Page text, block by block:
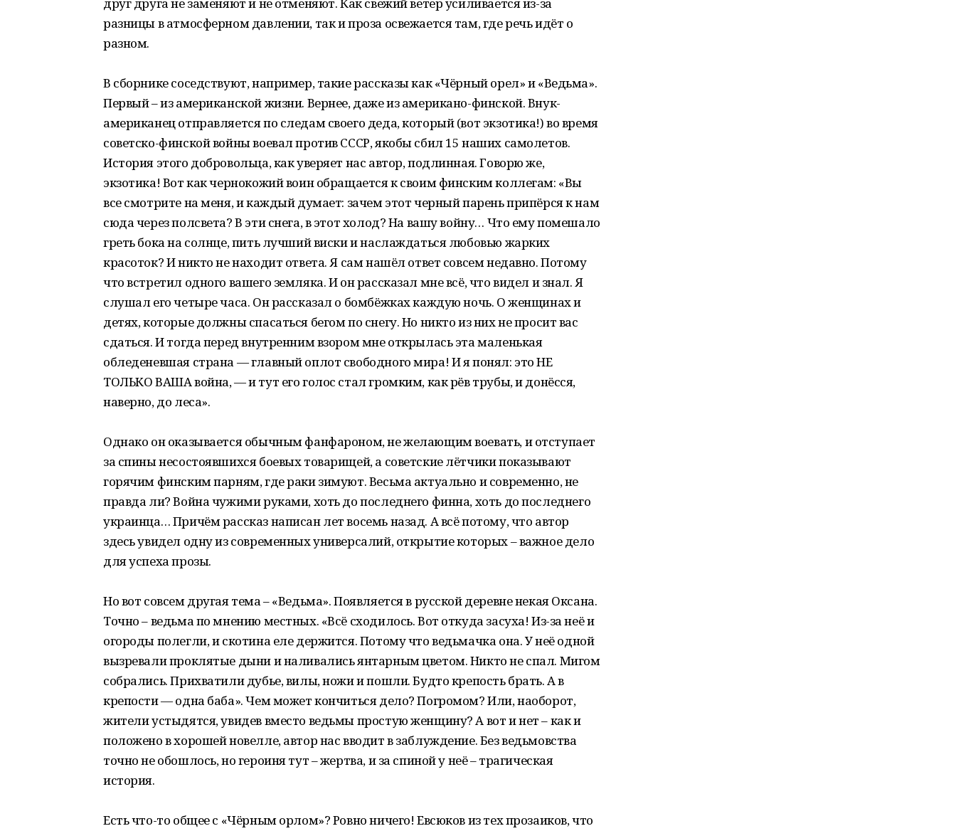
разницы в атмосферном давлении, так и проза освежается там, где речь идёт о
разном.
В сборнике соседствуют, например, такие рассказы как «Чёрный орел» и «Ведьма».
Первый – из американской жизни. Вернее, даже из американо-финской. Внук-
американец отправляется по следам своего деда, который (вот экзотика!) во время
советско-финской войны воевал против СССР, якобы сбил 15 наших самолетов.
История этого добровольца, как уверяет нас автор, подлинная. Говорю же,
экзотика! Вот как чернокожий воин обращается к своим финским коллегам: «Вы
все смотрите на меня, и каждый думает: зачем этот черный парень припёрся к нам
сюда через полсвета? В эти снега, в этот холод? На вашу войну… Что ему помешало
греть бока на солнце, пить лучший виски и наслаждаться любовью жарких
красоток? И никто не находит ответа. Я сам нашёл ответ совсем недавно. Потому
что встретил одного вашего земляка. И он рассказал мне всё, что видел и знал. Я
слушал его четыре часа. Он рассказал о бомбёжках каждую ночь. О женщинах и
детях, которые должны спасаться бегом по снегу. Но никто из них не просит вас
сдаться. И тогда перед внутренним взором мне открылась эта маленькая
обледеневшая страна — главный оплот свободного мира! И я понял: это НЕ
ТОЛЬКО ВАША война, — и тут его голос стал громким, как рёв трубы, и донёсся,
наверно, до леса».
Однако он оказывается обычным фанфароном, не желающим воевать, и отступает
за спины несостоявшихся боевых товарищей, а советские лётчики показывают
горячим финским парням, где раки зимуют. Весьма актуально и современно, не
правда ли? Война чужими руками, хоть до последнего финна, хоть до последнего
украинца… Причём рассказ написан лет восемь назад. А всё потому, что автор
здесь увидел одну из современных универсалий, открытие которых – важное дело
для успеха прозы.
Но вот совсем другая тема – «Ведьма». Появляется в русской деревне некая Оксана.
Точно – ведьма по мнению местных. «Всё сходилось. Вот откуда засуха! Из-за неё и
огороды полегли, и скотина еле держится. Потому что ведьмачка она. У неё одной
вызревали проклятые дыни и наливались янтарным цветом. Никто не спал. Мигом
собрались. Прихватили дубье, вилы, ножи и пошли. Будто крепость брать. А в
крепости — одна баба». Чем может кончиться дело? Погромом? Или, наоборот,
жители устыдятся, увидев вместо ведьмы простую женщину? А вот и нет – как и
положено в хорошей новелле, автор нас вводит в заблуждение. Без ведьмовства
точно не обошлось, но героиня тут – жертва, и за спиной у неё – трагическая
история.
Есть что-то общее с «Чёрным орлом»? Ровно ничего! Евсюков из тех прозаиков, что